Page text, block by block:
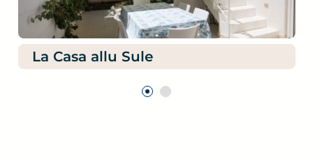
La Casa allu Sule